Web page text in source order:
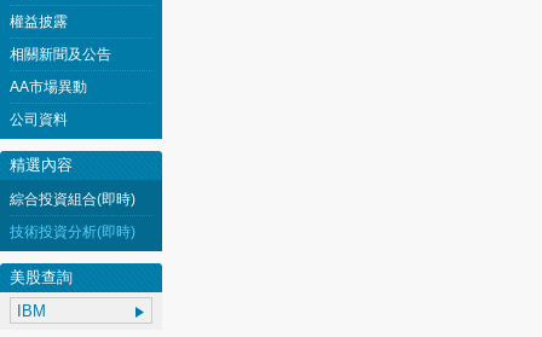
權益披露
相關新聞及公告
AA市場異動
公司資料
精選內容
綜合投資組合(即時)
技術投資分析(即時)
美股查詢